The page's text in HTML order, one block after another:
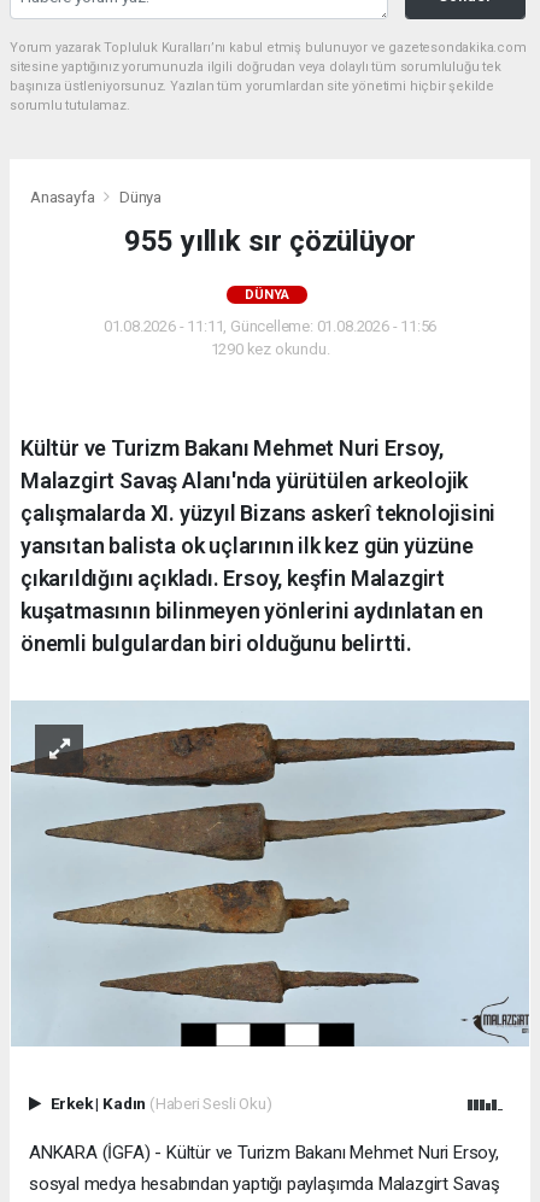
Yorum yazarak Topluluk Kuralları’nı kabul etmiş bulunuyor ve gazetesondakika.com
sitesine yaptığınız yorumunuzla ilgili doğrudan veya dolaylı tüm sorumluluğu tek
başınıza üstleniyorsunuz. Yazılan tüm yorumlardan site yönetimi hiçbir şekilde
sorumlu tutulamaz.
Anasayfa Dünya
955 yıllık sır çözülüyor
DÜNYA
01.08.2026 - 11:11, Güncelleme: 01.08.2026 - 11:56
1290 kez okundu.
Kültür ve Turizm Bakanı Mehmet Nuri Ersoy,
Malazgirt Savaş Alanı'nda yürütülen arkeolojik
çalışmalarda XI. yüzyıl Bizans askerî teknolojisini
yansıtan balista ok uçlarının ilk kez gün yüzüne
çıkarıldığını açıkladı. Ersoy, keşfin Malazgirt
kuşatmasının bilinmeyen yönlerini aydınlatan en
önemli bulgulardan biri olduğunu belirtti.
Erkek| Kadın (Haberi Sesli Oku)
ANKARA (İGFA) - Kültür ve Turizm Bakanı Mehmet Nuri Ersoy,
sosyal medya hesabından yaptığı paylaşımda Malazgirt Savaş